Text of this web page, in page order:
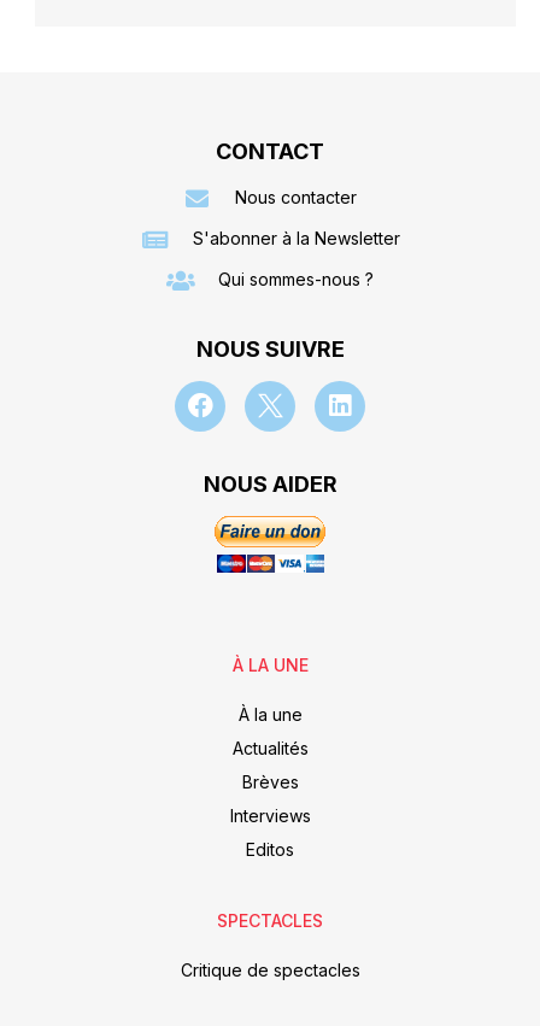
CONTACT
Nous contacter
S'abonner à la Newsletter
Qui sommes-nous ?
NOUS SUIVRE
NOUS AIDER
À LA UNE
À la une
Actualités
Brèves
Interviews
Editos
SPECTACLES
Critique de spectacles